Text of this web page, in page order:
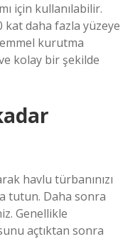
için kullanılabilir.
daha fazla yüzeye
kurutma
ve kolay bir şekilde
havlu türbanınızı
tutun. Daha sonra
Genellikle
açtıktan sonra